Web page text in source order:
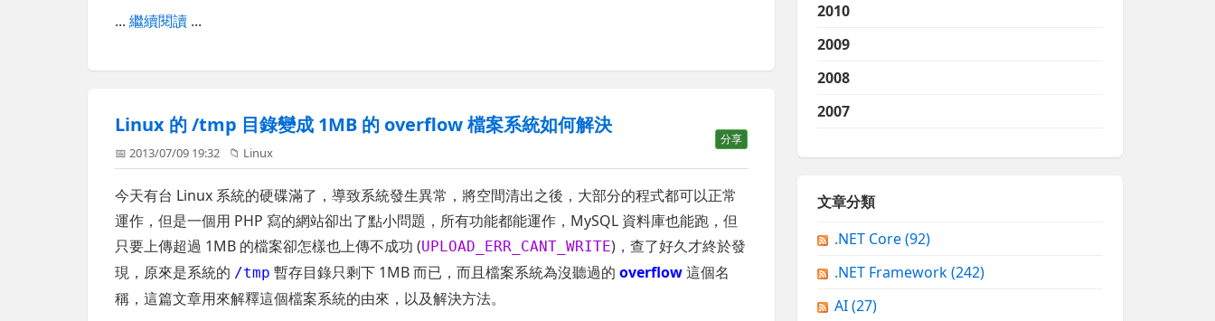
...繼續閱讀 ...
Linux 的 /tmp 目錄變成 1MB 的 overflow 檔案系統如何解決
分享
📅 2013/07/09 19:32 📁 Linux
今天有台 Linux 系統的硬碟滿了，導致系統發生異常，將空間清出之後，大部分的程式都可以正常
運作，但是一個用 PHP 寫的網站卻出了點小問題，所有功能都能運作，MySQL 資料庫也能跑，但
只要上傳超過 1MB 的檔案卻怎樣也上傳不成功 (UPLOAD_ERR_CANT_WRITE)，查了好久才終於發
現，原來是系統的 /tmp 暫存目錄只剩下 1MB 而已，而且檔案系統為沒聽過的overflow這個名
稱，這篇文章用來解釋這個檔案系統的由來，以及解決方法。
2010
2009
2008
2007
文章分類
.NET Core(92)
.NET Framework(242)
AI(27)